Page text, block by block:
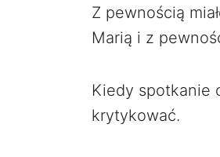
Z pewnością
Marią i z
Kiedy spotkanie
krytykować.